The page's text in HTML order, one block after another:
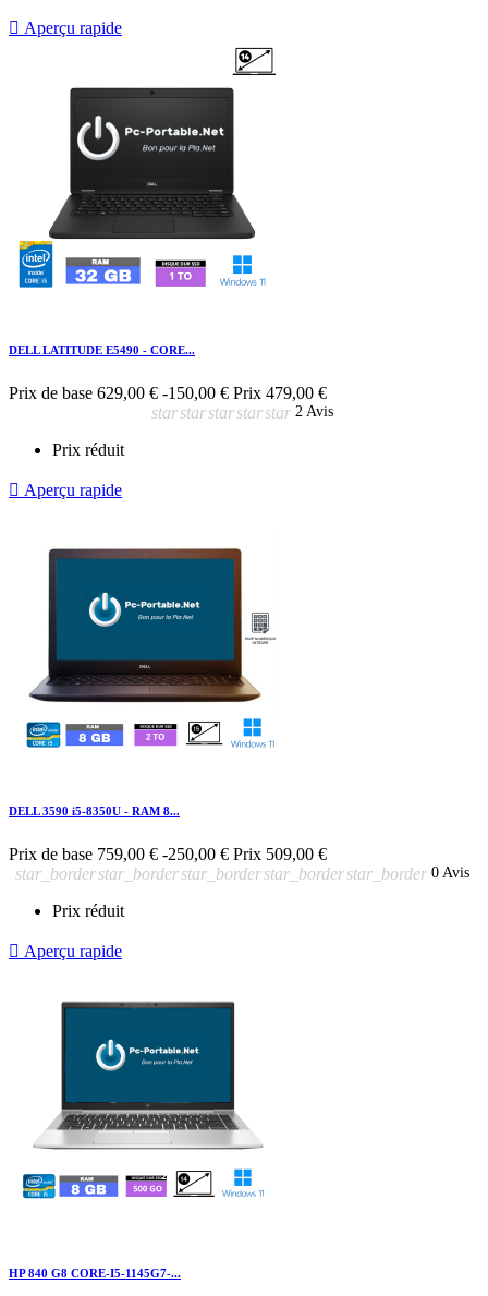
 Aperçu rapide
DELL LATITUDE E5490 - CORE...
Prix de base 629,00 € -150,00 € Prix 479,00 €
starstarstarstarstar 2 Avis
Prix réduit
 Aperçu rapide
DELL 3590 i5-8350U - RAM 8...
Prix de base 759,00 € -250,00 € Prix 509,00 €
star_borderstar_borderstar_borderstar_borderstar_border 0 Avis
Prix réduit
 Aperçu rapide
HP 840 G8 CORE-I5-1145G7-...